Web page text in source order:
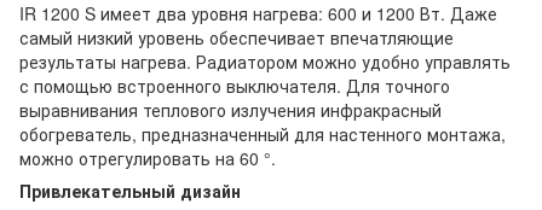
IR 1200 S имеет два уровня нагрева: 600 и 1200 Вт. Даже
самый низкий уровень обеспечивает впечатляющие
результаты нагрева. Радиатором можно удобно управлять
с помощью встроенного выключателя. Для точного
выравнивания теплового излучения инфракрасный
обогреватель, предназначенный для настенного монтажа,
можно отрегулировать на 60 °.
Привлекательный дизайн